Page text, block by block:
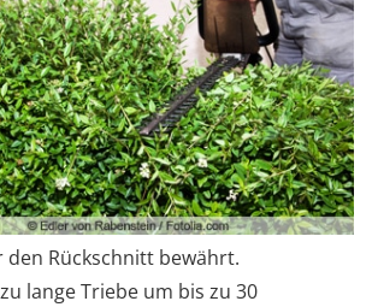
den Rückschnitt bewährt.
lange Triebe um bis zu 30